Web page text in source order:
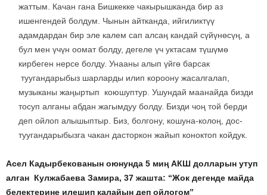
жаттым. Качан гана Бишкекке чакырышканда бир аз
ишенгендей болдум. Чынын айтканда, ийгиликтүү
адамдардан бир эле калем сап алсаң кандай сүйүнөсүң, а
бул мен үчүн оомат болду, дегеле үч уктасам түшүмө
кирбеген нерсе болду. Унааны алып үйгө барсак
туугандарыбыз шарларды илип короону жасалгалап,
музыканы жаңыртып коюшуптур. Ушундай маанайда бизди
тосуп алганы абдан жагымдуу болду. Бизди чоң той берди
деп ойлоп алышыптыр. Биз, болгону, кошуна-колоң, дос-
туугандарыбызга чакан дасторкон жайып коноктоп койдук.
Асел Кадырбекованын оюнунда 5 миң АКШ долларын утуп
алган Кулжабаева Замира, 37 жашта: “Жок дегенде майда
белектерине илешип калайын деп ойлогом”